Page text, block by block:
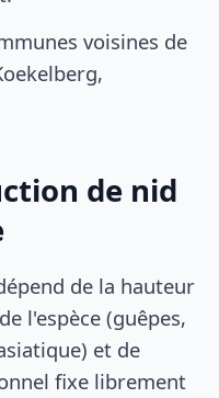
voisines de
de nid
de la hauteur
l'espèce (guêpes,
et de
fixe librement